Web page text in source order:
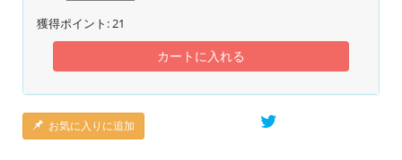
獲得ポイント:21
カートに入れる
お気に入りに追加